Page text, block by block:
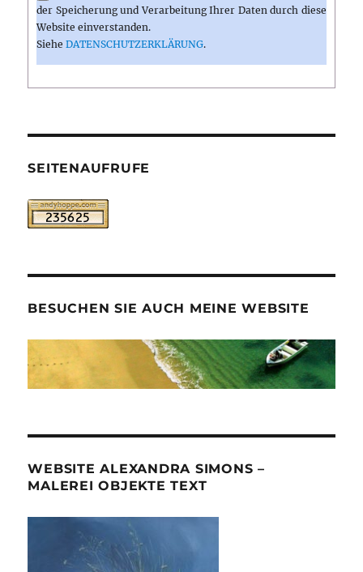
der Speicherung und Verarbeitung Ihrer Daten durch diese
Website einverstanden.
SieheDATENSCHUTZERKLÄRUNG.
SEITENAUFRUFE
BESUCHEN SIE AUCH MEINE WEBSITE
WEBSITE ALEXANDRA SIMONS –
MALEREI OBJEKTE TEXT